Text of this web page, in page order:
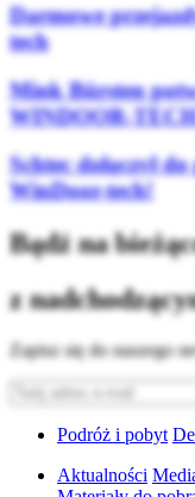
Darmowe
tech
Mink Bürsten
WINDOOR-
Schtec dołączył
WinDoor-tech!
Bądź na
z
Zapisz się do naszego
Podróż i pobyt
Aktualności